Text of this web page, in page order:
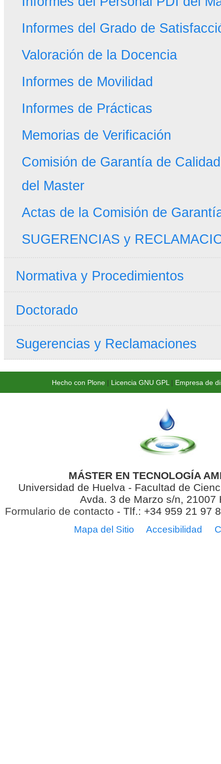
Informes del Grado de
Valoración de la Docencia
Informes de Movilidad
Informes de Prácticas
Memorias de Verificación
Comisión de Garantía de
del Master
Actas de la Comisión de
SUGERENCIAS y
Normativa y Procedimientos
Doctorado
Sugerencias y Reclamaciones
Hecho con Plone| Licencia GNU GPL | Empresa de
MÁSTER EN TECNOLOGÍA
Universidad de Huelva - Facultad de
Avda. 3 de Marzo s/n, 21007
Formulario de contacto - Tlf.: +34 959 21 97
Mapa del Sitio Accesibilidad